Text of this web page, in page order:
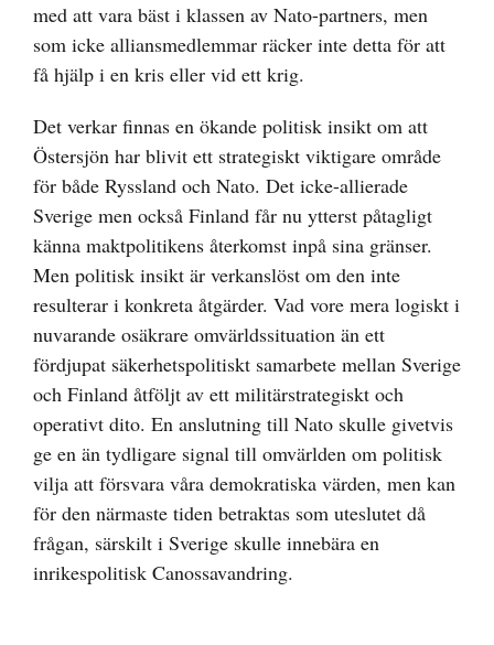
med att vara bäst i klassen av Nato-partners, men
som icke alliansmedlemmar räcker inte detta för att
få hjälp i en kris eller vid ett krig.
Det verkar finnas en ökande politisk insikt om att
Östersjön har blivit ett strategiskt viktigare område
för både Ryssland och Nato. Det icke-allierade
Sverige men också Finland får nu ytterst påtagligt
känna maktpolitikens återkomst inpå sina gränser.
Men politisk insikt är verkanslöst om den inte
resulterar i konkreta åtgärder. Vad vore mera logiskt i
nuvarande osäkrare omvärldssituation än ett
fördjupat säkerhetspolitiskt samarbete mellan Sverige
och Finland åtföljt av ett militärstrategiskt och
operativt dito. En anslutning till Nato skulle givetvis
ge en än tydligare signal till omvärlden om politisk
vilja att försvara våra demokratiska värden, men kan
för den närmaste tiden betraktas som uteslutet då
frågan, särskilt i Sverige skulle innebära en
inrikespolitisk Canossavandring.